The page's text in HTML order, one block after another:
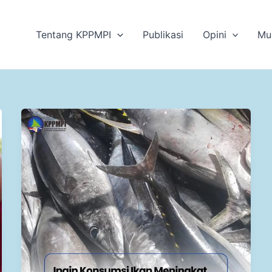
Tentang KPPMPI Publikasi Opini